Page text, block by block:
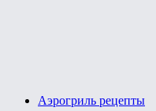
Аэрогриль рецепты